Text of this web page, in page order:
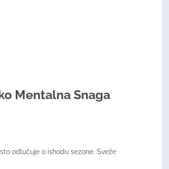
Mentalna Snaga
odlučuje o ishodu sezone. Sveže